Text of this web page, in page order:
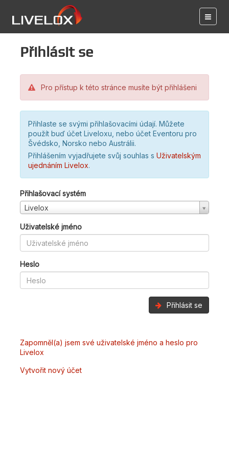
Přihlásit se
Pro přístup k této stránce musíte být přihlášeni
Přihlaste se svými přihlašovacími údají. Můžete
použít buď účet Liveloxu, nebo účet Eventoru pro
Švédsko, Norsko nebo Austrálii.
Přihlášením vyjadřujete svůj souhlas s Uživatelským
ujednáním Livelox.
Přihlašovací systém
Livelox
Uživatelské jméno
Heslo
Přihlásit se
Zapomněl(a) jsem své uživatelské jméno a heslo pro
Livelox
Vytvořit nový účet